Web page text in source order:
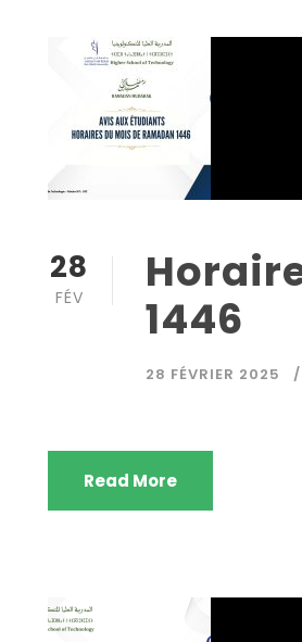
28
FÉV
1446
28 FÉVRIER 2025
Read More